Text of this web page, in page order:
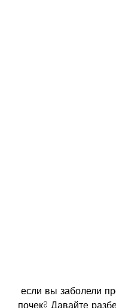
почек? Давайте